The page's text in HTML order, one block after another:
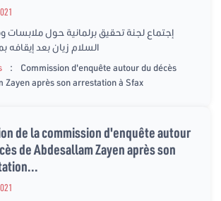
إجتماع لجنة تحقيق برلمانية حول ملابسات
السلام زيان بعد
:
Commission d'enquête autour du décès
Zayen après son arrestation à Sfax
de la commission d'enquête autour
de Abdesallam Zayen après son